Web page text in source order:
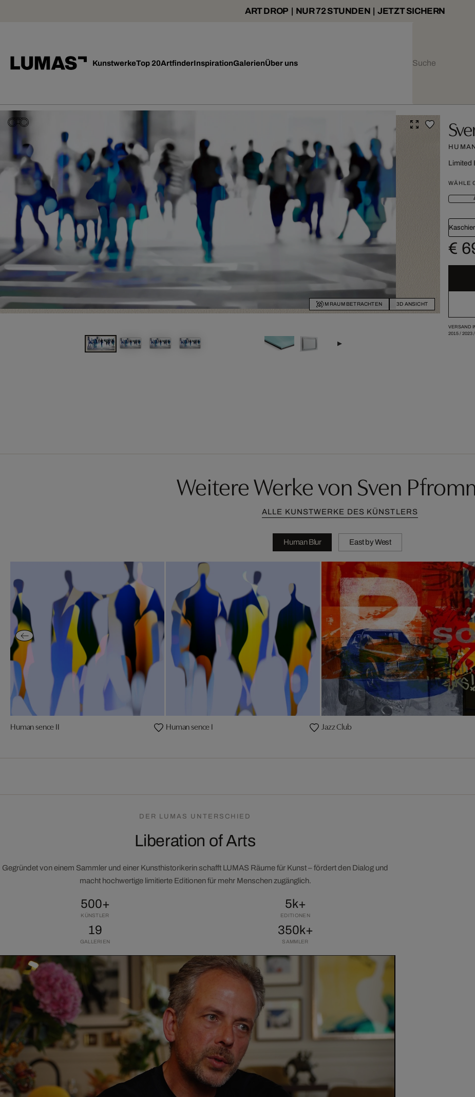
ART DROP | NUR 72 STUNDEN | JETZT SICHERN
KunstwerkeTop 20ArtfinderInspirationGalerienÜber uns
IM RAUM BETRACHTEN 3D ANSICHT
Limited
WÄHLE
€
VERSAND
2015/ 2023/
Weitere Werke von Sven
ALLE KUNSTWERKE DES KÜNSTLERS
Human Blur East by West
Human sence II Human sence I Jazz Club
DER LUMAS UNTERSCHIED
Liberation of Arts
Gegründet von einem Sammler und einer Kunsthistorikerin schafft LUMAS Räume für Kunst – fördert den Dialog und
macht hochwertige limitierte Editionen für mehr Menschen zugänglich.
500+
KÜNSTLER
5k+
EDITIONEN
19
GALLERIEN
350k+
SAMMLER